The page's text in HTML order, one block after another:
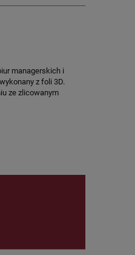
managerskich i
z foli 3D.
ze zlicowanym